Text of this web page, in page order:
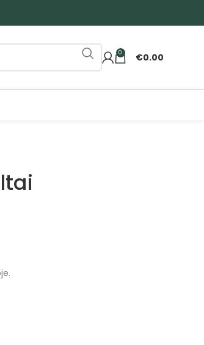
0 €0.00